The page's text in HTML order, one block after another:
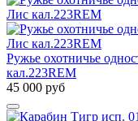
Ружье охотничье
кал.223REM
45 000 руб